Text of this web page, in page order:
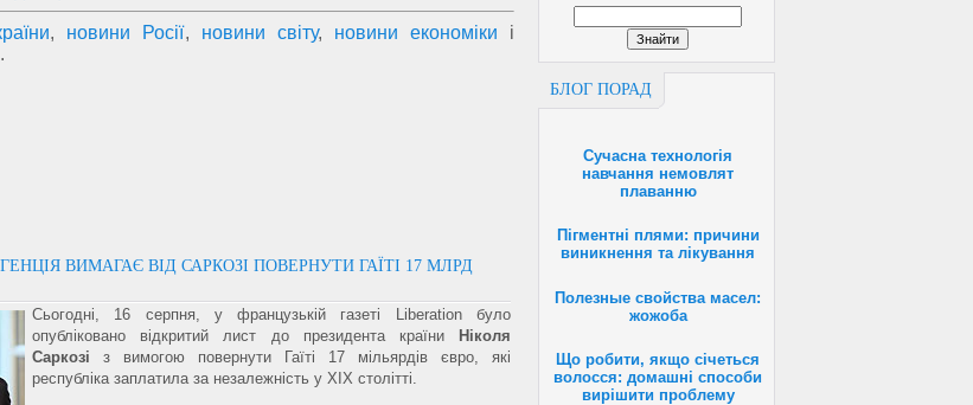
БЛОГ ПОРАД
Сучасна технологія
навчання немовлят
плаванню
Пігментні плями: причини
виникнення та лікування
Полезные свойства масел:
жожоба
Що робити, якщо січеться
волосся: домашні способи
вирішити проблему
, новини Росії, новини світу, новини економіки і
.
ВИМАГАЄ ВІД САРКОЗІ ПОВЕРНУТИ ГАЇТІ 17 МЛРД
Сьогодні, 16 серпня, у французькій газеті Liberation було
опубліковано відкритий лист до президента країни
Ніколя
Саркозі з вимогою повернути Гаїті 17 мільярдів євро, які
республіка заплатила за незалежність у XIX столітті.